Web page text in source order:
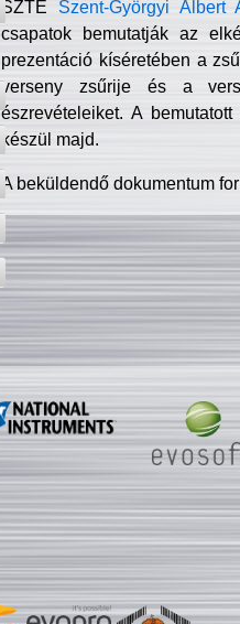
SZTE Szent-Györgyi Albert
csapatok bemutatják az
prezentáció kíséretében a
verseny zsűrije és a
észrevételeiket. A
készül majd.
A beküldendő dokumentum